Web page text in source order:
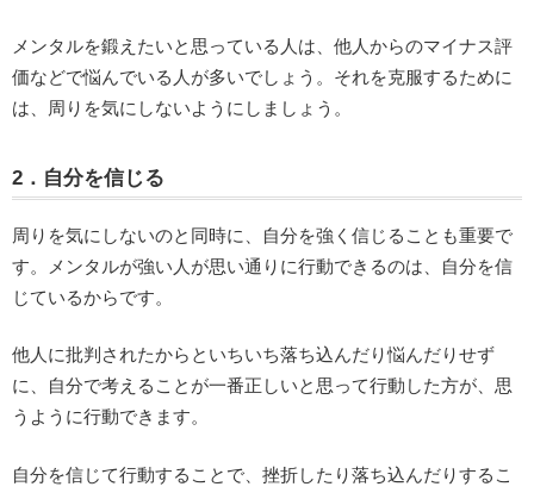
メンタルを鍛えたいと思っている人は、他人からのマイナス評
価などで悩んでいる人が多いでしょう。それを克服するために
は、周りを気にしないようにしましょう。
2．自分を信じる
周りを気にしないのと同時に、自分を強く信じることも重要で
す。メンタルが強い人が思い通りに行動できるのは、自分を信
じているからです。
他人に批判されたからといちいち落ち込んだり悩んだりせず
に、自分で考えることが一番正しいと思って行動した方が、思
うように行動できます。
自分を信じて行動することで、挫折したり落ち込んだりするこ